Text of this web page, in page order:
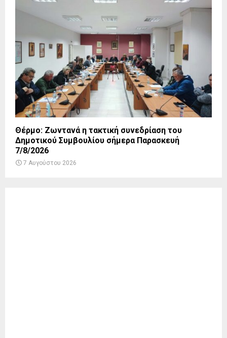
Θέρμο: Ζωντανά η τακτική συνεδρίαση του
Δημοτικού Συμβουλίου σήμερα Παρασκευή
7/8/2026
7 Αυγούστου 2026